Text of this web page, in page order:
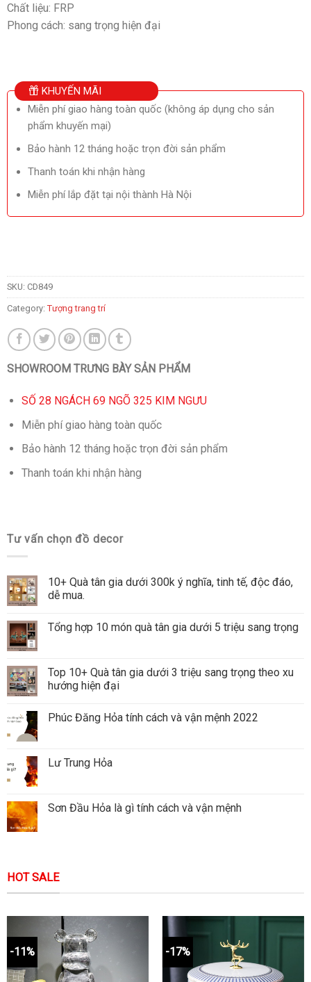
Chất liệu: FRP
Phong cách: sang trọng hiện đại
KHUYẾN MÃI
Miễn phí giao hàng toàn quốc (không áp dụng cho sản
phẩm khuyến mại)
Bảo hành 12 tháng hoặc trọn đời sản phẩm
Thanh toán khi nhận hàng
Miễn phí lắp đặt tại nội thành Hà Nội
SKU: CD849
Category: Tượng trang trí
SHOWROOM TRƯNG BÀY SẢN PHẨM
SỐ 28 NGÁCH 69 NGÕ 325 KIM NGƯU
Miễn phí giao hàng toàn quốc
Bảo hành 12 tháng hoặc trọn đời sản phẩm
Thanh toán khi nhận hàng
Tư vấn chọn đồ decor
10+ Quà tân gia dưới 300k ý nghĩa, tinh tế, độc đáo,
dễ mua.
Tổng hợp 10 món quà tân gia dưới 5 triệu sang trọng
Top 10+ Quà tân gia dưới 3 triệu sang trọng theo xu
hướng hiện đại
Phúc Đăng Hỏa tính cách và vận mệnh 2022
Lư Trung Hỏa
Sơn Đầu Hỏa là gì tính cách và vận mệnh
HOT SALE
-11% -17%